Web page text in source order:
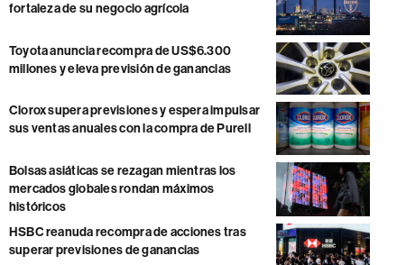
fortaleza de su negocio agrícola
Toyota anuncia recompra de US$6.300
millones y eleva previsión de ganancias
Clorox supera previsiones y espera impulsar
sus ventas anuales con la compra de Purell
Bolsas asiáticas se rezagan mientras los
mercados globales rondan máximos
históricos
HSBC reanuda recompra de acciones tras
superar previsiones de ganancias